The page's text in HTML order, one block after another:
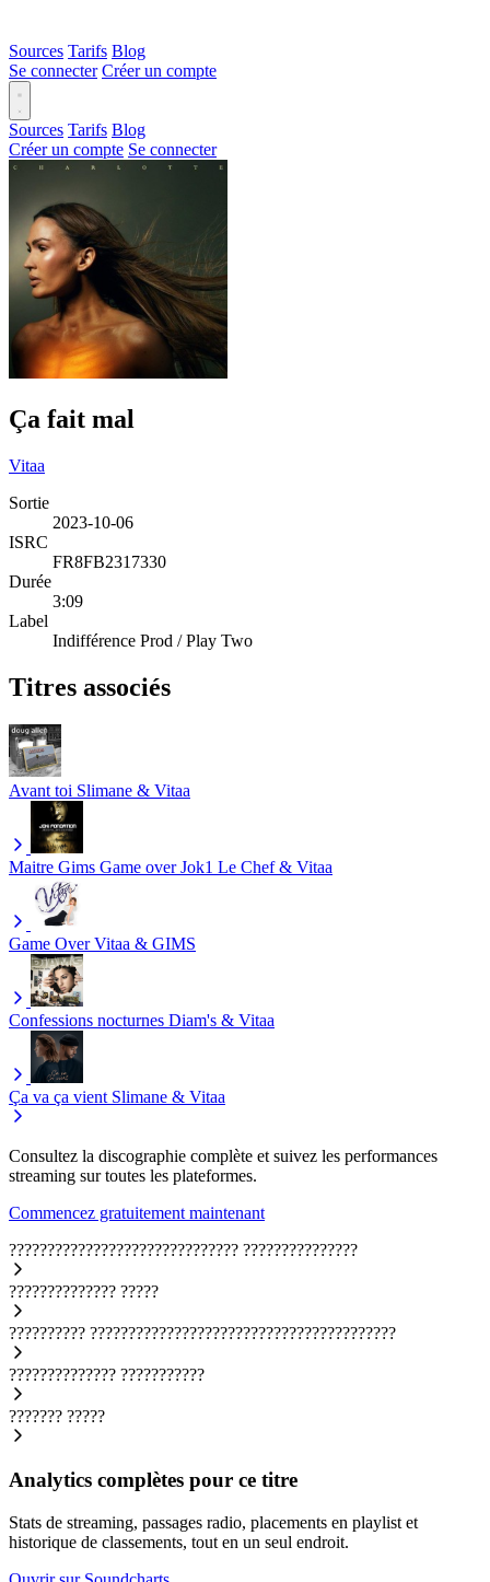
Sources Tarifs Blog
Se connecter Créer un compte
Sources Tarifs Blog
Créer un compte Se connecter
Ça fait mal
Vitaa
Sortie
2023-10-06
ISRC
FR8FB2317330
Durée
3:09
Label
Indifférence Prod / Play Two
Titres associés
Avant toi Slimane & Vitaa
Maitre Gims Game over Jok1 Le Chef & Vitaa
Game Over Vitaa & GIMS
Confessions nocturnes Diam's & Vitaa
Ça va ça vient Slimane & Vitaa
Consultez la discographie complète et suivez les performances
streaming sur toutes les plateformes.
Commencez gratuitement maintenant
?????????????????????????????? ???????????????
?????????????? ?????
?????????? ????????????????????????????????????????
?????????????? ???????????
??????? ?????
Analytics complètes pour ce titre
Stats de streaming, passages radio, placements en playlist et
historique de classements, tout en un seul endroit.